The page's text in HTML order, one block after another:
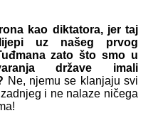
kao diktatora, jer taj
uz našeg prvog
zato što smo u
države imali
Ne, njemu se klanjaju svi
i ne nalaze ničega